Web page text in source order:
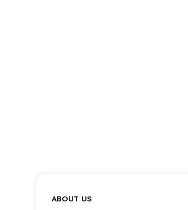
ABOUT US